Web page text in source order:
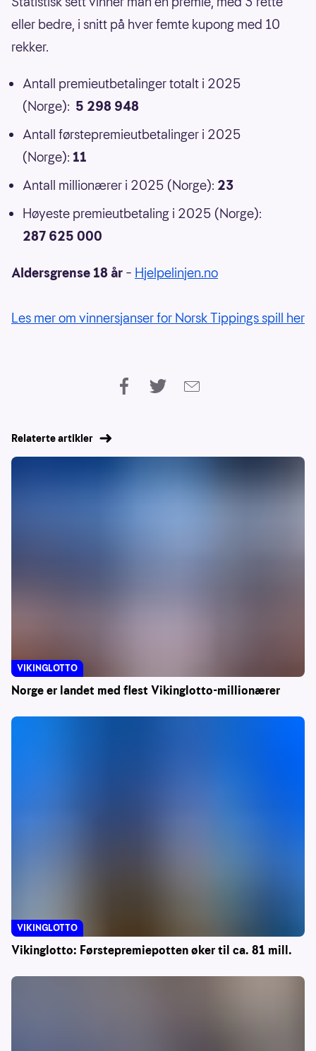
eller bedre, i snitt på hver femte kupong med 10
rekker.
Antall premieutbetalinger totalt i 2025
(Norge): 5 298 948
Antall førstepremieutbetalinger i 2025
(Norge): 11
Antall millionærer i 2025 (Norge): 23
Høyeste premieutbetaling i 2025 (Norge):
287 625 000
Aldersgrense 18 år – Hjelpelinjen.no
Les mer om vinnersjanser for Norsk Tippings spill her
Relaterte artikler
Norge er landet med flest Vikinglotto-millionærer
VIKINGLOTTO
Vikinglotto: Førstepremiepotten øker til ca. 81 mill.
VIKINGLOTTO